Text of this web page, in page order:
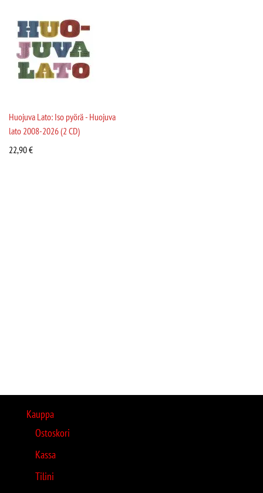
Huojuva Lato: Iso pyörä - Huojuva
lato 2008-2026 (2 CD)
22,90€
Kauppa
Ostoskori
Kassa
Tilini